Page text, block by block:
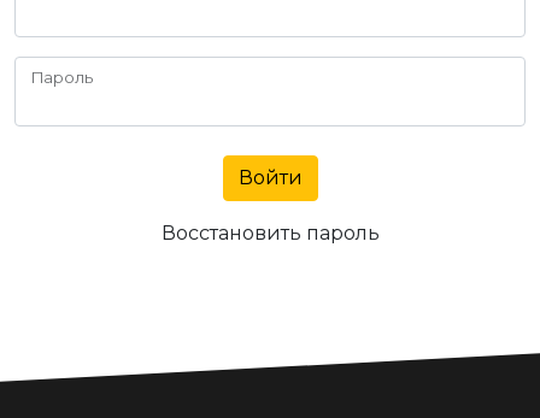
Пароль
Войти
Восстановить пароль